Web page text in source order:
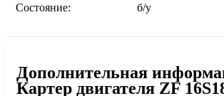
Состояние: б/у
Дополнительная
Картер двигателя ZF